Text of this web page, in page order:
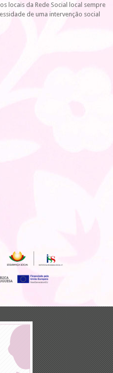
locais da Rede Social local sempre
de uma intervenção social